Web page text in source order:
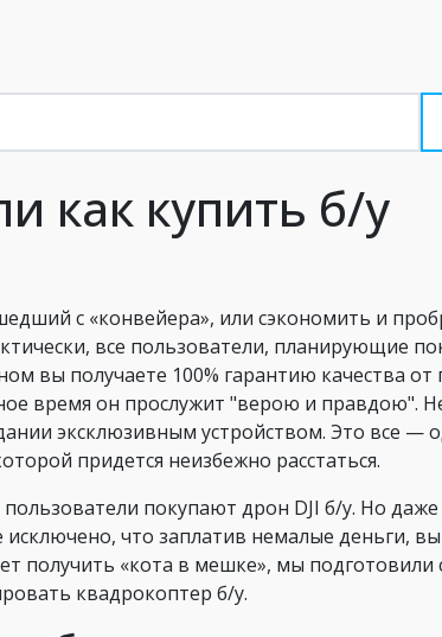
как купить б/у
с «конвейера», или сэкономить и
все пользователи, планирующие
вы получаете 100% гарантию качества от
время он прослужит "верою и правдою".
эксклюзивным устройством. Это все —
придется неизбежно расстаться.
покупают дрон DJI б/у. Но даже
что заплатив немалые деньги,
получить «кота в мешке», мы подготовили
квадрокоптер б/у.